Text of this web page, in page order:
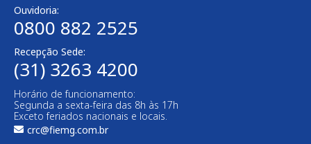
Ouvidoria:
0800 882 2525
Recepção Sede:
(31) 3263 4200
Horário de funcionamento:
Segunda a sexta-feira das 8h às 17h
Exceto feriados nacionais e locais.
crc@fiemg.com.br